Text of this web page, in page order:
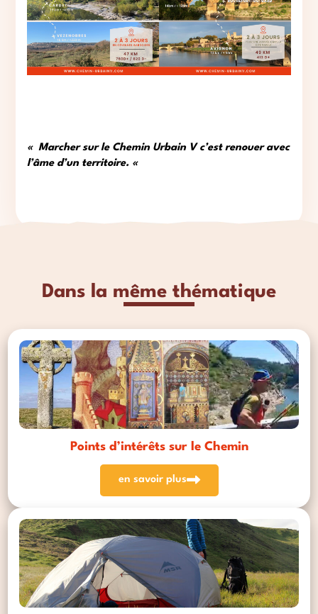
« Marcher sur le Chemin Urbain V c’est renouer avec
l’âme d’un territoire. «
Dans la même thématique
Points d’intérêts sur le Chemin
en savoir plus